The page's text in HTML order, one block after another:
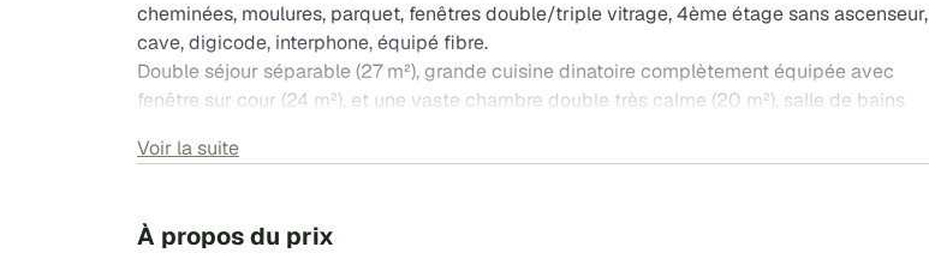
cheminées, moulures, parquet, fenêtres double/triple vitrage, 4ème étage sans ascenseur,
cave, digicode, interphone, équipé fibre.
Double séjour séparable (27 m²), grande cuisine dinatoire complètement équipée avec
fenêtre sur cour (24 m²), et une vaste chambre double très calme (20 m²), salle de bains
couple (+ un enfant).
Loyer : 2.727 Euros/mois, charges comprises (électricité non inclus)
Voir la suite
À propos du prix